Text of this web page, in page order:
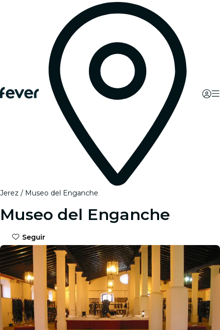
Jerez Museo del Enganche
Museo del Enganche
Seguir